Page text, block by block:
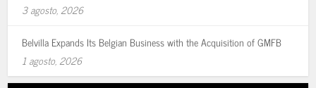
3 agosto, 2026
Belvilla Expands Its Belgian Business with the Acquisition of GMFB
1 agosto, 2026